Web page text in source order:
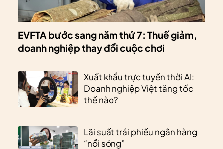
EVFTA bước sang năm thứ 7: Thuế giảm,
doanh nghiệp thay đổi cuộc chơi
Xuất khẩu trực tuyến thời AI:
Doanh nghiệp Việt tăng tốc
thế nào?
Lãi suất trái phiếu ngân hàng
“nổi sóng”